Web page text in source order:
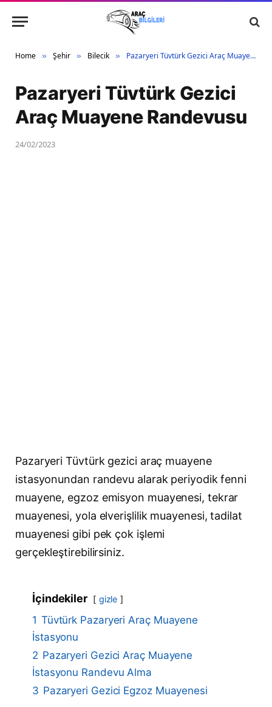
Home » Şehir » Bilecik » Pazaryeri Tüvtürk Gezici Araç Muayene Randevusu
Pazaryeri Tüvtürk Gezici
Araç Muayene Randevusu
24/02/2023
Pazaryeri Tüvtürk gezici araç muayene
istasyonundan randevu alarak periyodik fenni
muayene, egzoz emisyon muayenesi, tekrar
muayenesi, yola elverişlilik muayenesi, tadilat
muayenesi gibi pek çok işlemi
gerçekleştirebilirsiniz.
İçindekiler gizle
1 Tüvtürk Pazaryeri Araç Muayene
İstasyonu
2 Pazaryeri Gezici Araç Muayene
İstasyonu Randevu Alma
3 Pazaryeri Gezici Egzoz Muayenesi